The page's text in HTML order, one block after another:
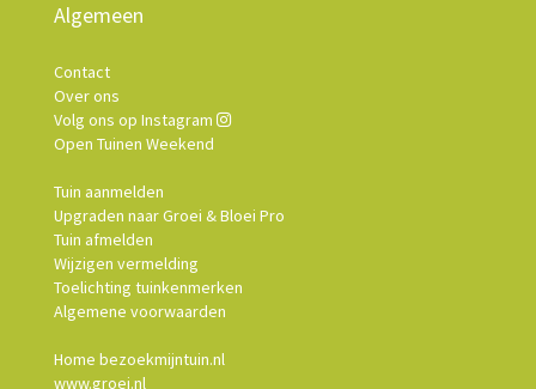
Algemeen
Contact
Over ons
Volg ons op Instagram
Open Tuinen Weekend
Tuin aanmelden
Upgraden naar Groei & Bloei Pro
Tuin afmelden
Wijzigen vermelding
Toelichting tuinkenmerken
Algemene voorwaarden
Home bezoekmijntuin.nl
www.groei.nl